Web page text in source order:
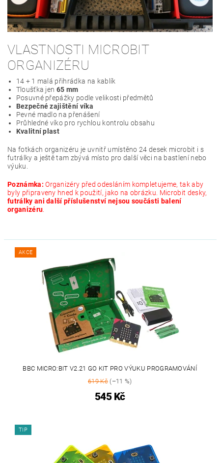
VLASTNOSTI MICROBIT
ORGANIZÉRU
14 + 1 malá přihrádka na kablík
Tloušťka jen 65 mm
Posuvné přepážky podle velikosti předmětů
Bezpečné zajištění víka
Pevné madlo na přenášení
Průhledné víko pro rychlou kontrolu obsahu
Kvalitní plast
Na fotkách organizéru je uvnitř umístěno 24 desek microbit i s
futrálky a ještě tam zbývá místo pro další věci na bastlení nebo
výuku.
Poznámka: Organizéry před odesláním kompletujeme, tak aby
byly připraveny hned k použití, jako na obrázku. Microbit desky,
futrálky ani další příslušenství nejsou součásti balení
organizéru
AKCE
BBC MICRO:BIT V2.21 GO KIT PRO VÝUKU PROGRAMOVÁNÍ
619 Kč(–11 %)
545 Kč
TIP